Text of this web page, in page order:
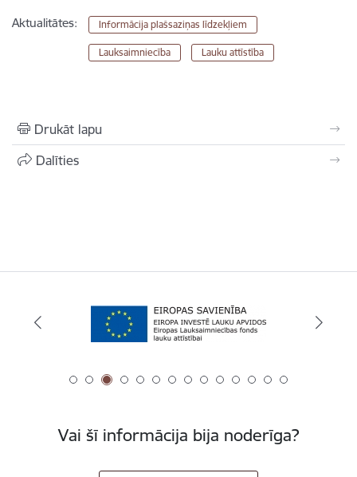
Aktualitātes: Informācija plašsaziņas līdzekļiem
Lauksaimniecība Lauku attīstība
Drukāt lapu
Dalīties
Vai šī informācija bija noderīga?